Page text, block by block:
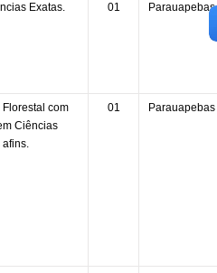
Exatas. 01 Parauapebas
com
Ciências
afins.
01 Parauapebas